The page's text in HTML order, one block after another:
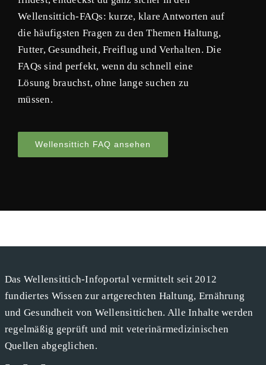
Wellensittich-FAQs: kurze, klare Antworten auf
die häufigsten Fragen zu den Themen Haltung,
Futter, Gesundheit, Freiflug und Verhalten. Die
FAQs sind perfekt, wenn du schnell eine
Lösung brauchst, ohne lange suchen zu
müssen.
Wellensittich FAQ ansehen
Das Wellensittich-Infoportal vermittelt seit 2012
fundiertes Wissen zur artgerechten Haltung, Ernährung
und Gesundheit von Wellensittichen. Alle Inhalte werden
regelmäßig geprüft und mit veterinärmedizinischen
Quellen abgeglichen.